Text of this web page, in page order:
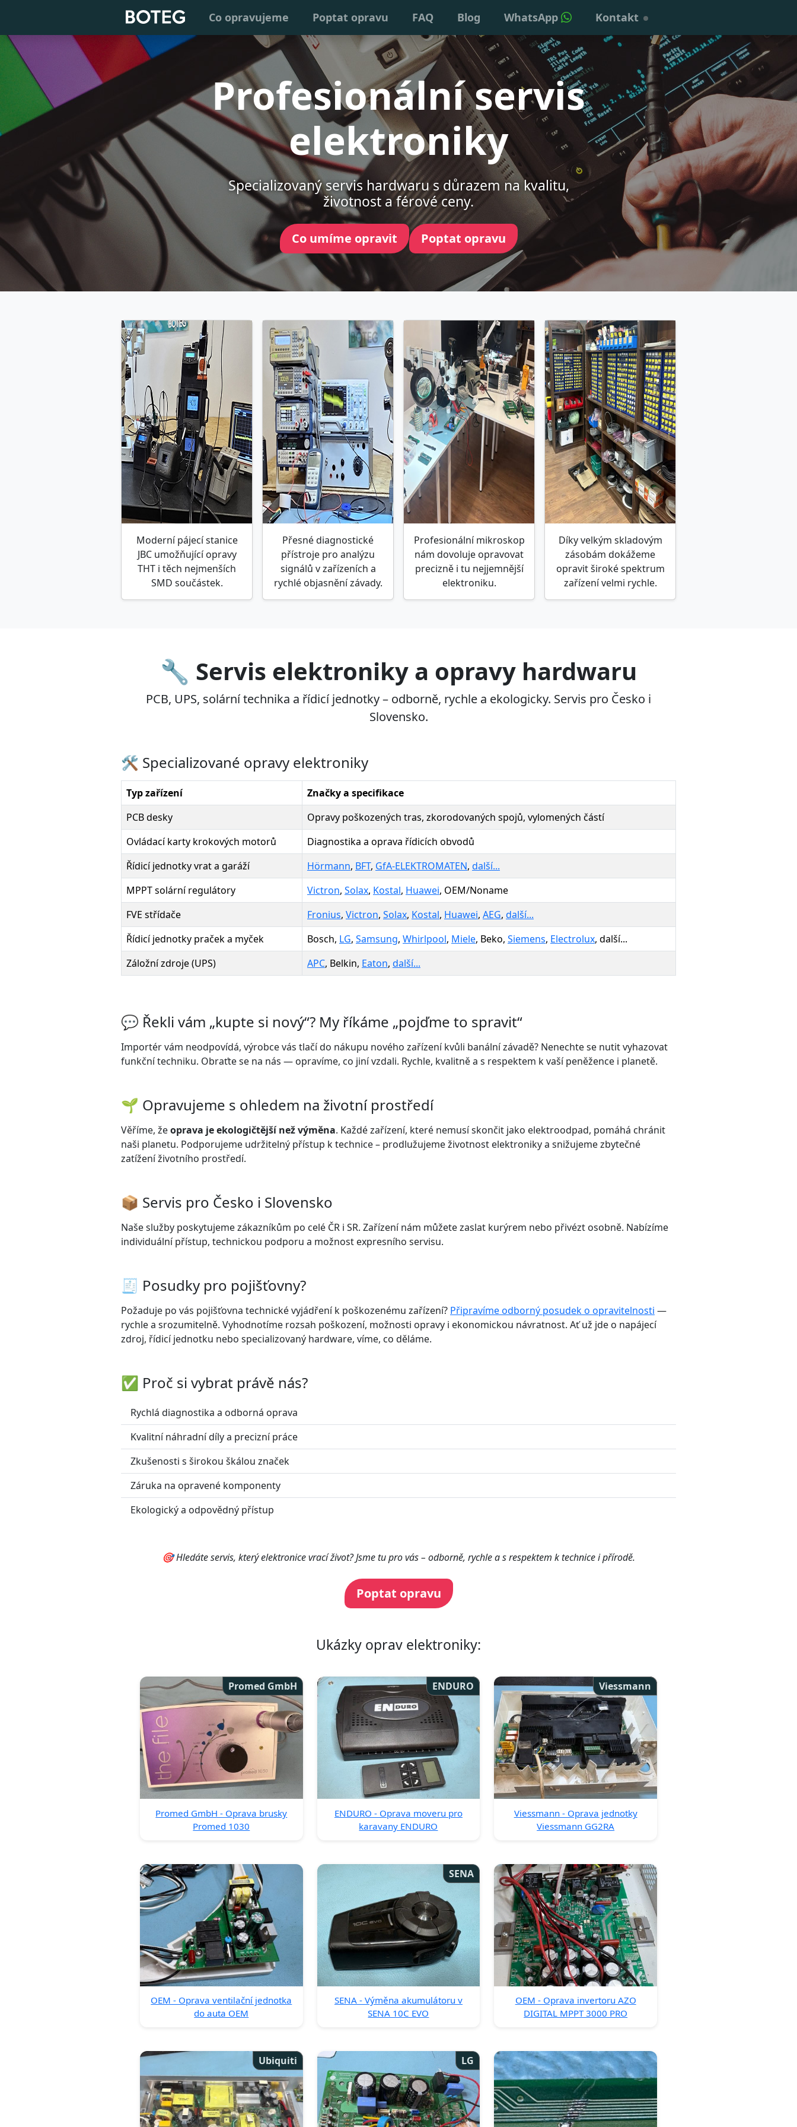
Co opravujeme Poptat opravu FAQ Blog WhatsApp Kontakt
Profesionální servis
elektroniky
Specializovaný servis hardwaru s důrazem na kvalitu,
životnost a férové ceny.
Co umíme opravit Poptat opravu
Moderní pájecí stanice
JBC umožňující opravy
THT i těch nejmenších
SMD součástek.
Přesné diagnostické
přístroje pro analýzu
signálů v zařízeních a
rychlé objasnění závady.
Profesionální mikroskop
nám dovoluje opravovat
precizně i tu nejjemnější
elektroniku.
Díky velkým skladovým
zásobám dokážeme
opravit široké spektrum
zařízení velmi rychle.
🔧 Servis elektroniky a opravy hardwaru
PCB, UPS, solární technika a řídicí jednotky – odborně, rychle a ekologicky. Servis pro Česko i
Slovensko.
🛠️ Specializované opravy elektroniky
Typ zařízení
Značky a specifikace
PCB desky
Opravy poškozených tras, zkorodovaných spojů, vylomených částí
Ovládací karty krokových motorů
Diagnostika a oprava řídicích obvodů
Řídicí jednotky vrat a garáží
Hörmann, BFT, GfA-ELEKTROMATEN, další...
MPPT solární regulátory
Victron, Solax, Kostal, Huawei, OEM/Noname
FVE střídače
Fronius, Victron, Solax, Kostal, Huawei, AEG, další...
Řídicí jednotky praček a myček
Bosch, LG, Samsung, Whirlpool, Miele, Beko, Siemens, Electrolux, další...
Záložní zdroje (UPS)
APC, Belkin, Eaton, další...
💬 Řekli vám „kupte si nový“? My říkáme „pojďme to spravit“
Importér vám neodpovídá, výrobce vás tlačí do nákupu nového zařízení kvůli banální závadě? Nenechte se nutit vyhazovat
funkční techniku. Obraťte se na nás — opravíme, co jiní vzdali. Rychle, kvalitně a s respektem k vaší peněžence i planetě.
🌱 Opravujeme s ohledem na životní prostředí
Věříme, žeoprava je ekologičtější než výměna. Každé zařízení, které nemusí skončit jako elektroodpad, pomáhá chránit
naši planetu. Podporujeme udržitelný přístup k technice – prodlužujeme životnost elektroniky a snižujeme zbytečné
zatížení životního prostředí.
📦 Servis pro Česko i Slovensko
Naše služby poskytujeme zákazníkům po celé ČR i SR. Zařízení nám můžete zaslat kurýrem nebo přivézt osobně. Nabízíme
individuální přístup, technickou podporu a možnost expresního servisu.
🧾 Posudky pro pojišťovny?
Požaduje po vás pojišťovna technické vyjádření k poškozenému zařízení? Připravíme odborný posudek o opravitelnosti —
rychle a srozumitelně. Vyhodnotíme rozsah poškození, možnosti opravy i ekonomickou návratnost. Ať už jde o napájecí
zdroj, řídicí jednotku nebo specializovaný hardware, víme, co děláme.
✅ Proč si vybrat právě nás?
Rychlá diagnostika a odborná oprava
Kvalitní náhradní díly a precizní práce
Zkušenosti s širokou škálou značek
Záruka na opravené komponenty
Ekologický a odpovědný přístup
🎯 Hledáte servis, který elektronice vrací život? Jsme tu pro vás – odborně, rychle a s respektem k technice i přírodě.
Poptat opravu
Ukázky oprav elektroniky:
Promed GmbH
Promed GmbH - Oprava brusky
Promed 1030
ENDURO
ENDURO - Oprava moveru pro
karavany ENDURO
Viessmann
Viessmann - Oprava jednotky
Viessmann GG2RA
OEM - Oprava ventilační jednotka
do auta OEM
SENA
SENA - Výměna akumulátoru v
SENA 10C EVO
OEM - Oprava invertoru AZO
DIGITAL MPPT 3000 PRO
Ubiquiti LG